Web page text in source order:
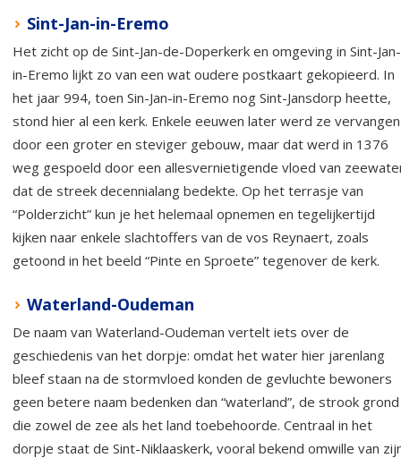
Sint-Jan-in-Eremo
Het zicht op de Sint-Jan-de-Doperkerk en omgeving in Sint-Jan-
in-Eremo lijkt zo van een wat oudere postkaart gekopieerd. In
het jaar 994, toen Sin-Jan-in-Eremo nog Sint-Jansdorp heette,
stond hier al een kerk. Enkele eeuwen later werd ze vervangen
door een groter en steviger gebouw, maar dat werd in 1376
weg gespoeld door een allesvernietigende vloed van
dat de streek decennialang bedekte. Op het terrasje van
“Polderzicht” kun je het helemaal opnemen en tegelijkertijd
kijken naar enkele slachtoffers van de vos Reynaert, zoals
getoond in het beeld “Pinte en Sproete” tegenover de kerk.
Waterland-Oudeman
De naam van Waterland-Oudeman vertelt iets over de
geschiedenis van het dorpje: omdat het water hier jarenlang
bleef staan na de stormvloed konden de gevluchte bewoners
geen betere naam bedenken dan “waterland”, de strook grond
die zowel de zee als het land toebehoorde. Centraal in het
dorpje staat de Sint-Niklaaskerk, vooral bekend omwille van